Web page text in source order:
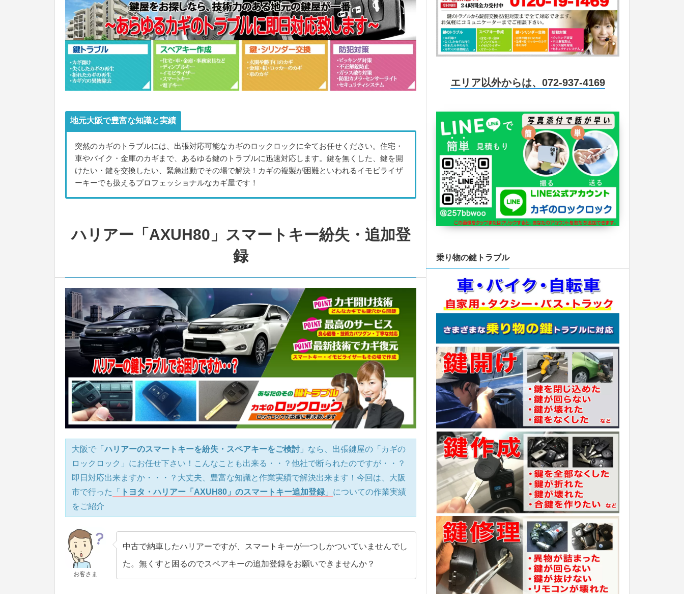
地元大阪で豊富な知識と実績
突然のカギのトラブルには、出張対応可能なカギのロックロックに全てお任せください。住宅・
車やバイク・金庫のカギまで、あるゆる鍵のトラブルに迅速対応します。鍵を無くした、鍵を開
けたい・鍵を交換したい、緊急出動でその場で解決！カギの複製が困難といわれるイモビライザ
ーキーでも扱えるプロフェッショナルなカギ屋です！
ハリアー「AXUH80」スマートキー紛失・追加登
録
大阪で「ハリアーのスマートキーを紛失・スペアキーをご検討 」なら、出張鍵屋の「カギの
ロックロック」にお任せ下さい！こんなことも出来る・・？他社で断られたのですが・・？
即日対応出来ますか・・・？大丈夫、豊富な知識と作業実績で解決出来ます！今回は、大阪
市で行った
「 トヨタ・ハリアー「AXUH80」のスマートキー追加登録 」 についての作業実績
をご紹介
お客さま
中古で納車したハリアーですが、スマートキーが一つしかついていませんでし
た。無くすと困るのでスペアキーの追加登録をお願いできませんか？
エリア以外からは、072-937-4169
乗り物の鍵トラブル